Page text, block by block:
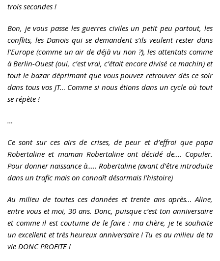
trois secondes !
Bon, je vous passe les guerres civiles un petit peu partout, les
conflits, les Danois qui se demandent s’ils veulent rester dans
l’Europe (comme un air de déjà vu non ?), les attentats comme
à Berlin-Ouest (oui, c’est vrai, c’était encore divisé ce machin) et
tout le bazar déprimant que vous pouvez retrouver dès ce soir
dans tous vos JT… Comme si nous étions dans un cycle où tout
se répète !
…
Ce sont sur ces airs de crises, de peur et d’effroi que papa
Robertaline et maman Robertaline ont décidé de…. Copuler.
Pour donner naissance à….. Robertaline (avant d’être introduite
dans un trafic mais on connaît désormais l’histoire)
Au milieu de toutes ces données et trente ans après… Aline,
entre vous et moi, 30 ans. Donc, puisque c’est ton anniversaire
et comme il est coutume de le faire : ma chère, je te souhaite
un excellent et très heureux anniversaire ! Tu es au milieu de ta
vie DONC PROFITE !